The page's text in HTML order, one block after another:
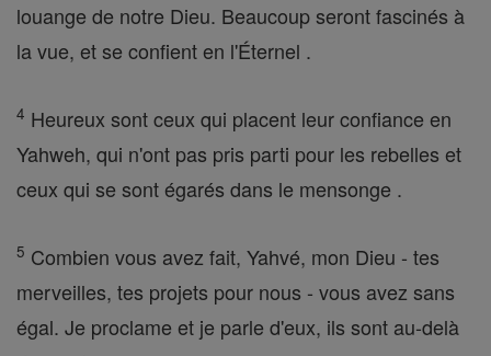
louange de notre Dieu. Beaucoup seront fascinés à
la vue, et se confient en l'Éternel .
4 Heureux sont ceux qui placent leur confiance en
Yahweh, qui n'ont pas pris parti pour les rebelles et
ceux qui se sont égarés dans le mensonge .
5 Combien vous avez fait, Yahvé, mon Dieu - tes
merveilles, tes projets pour nous - vous avez sans
égal. Je proclame et je parle d'eux, ils sont au-delà